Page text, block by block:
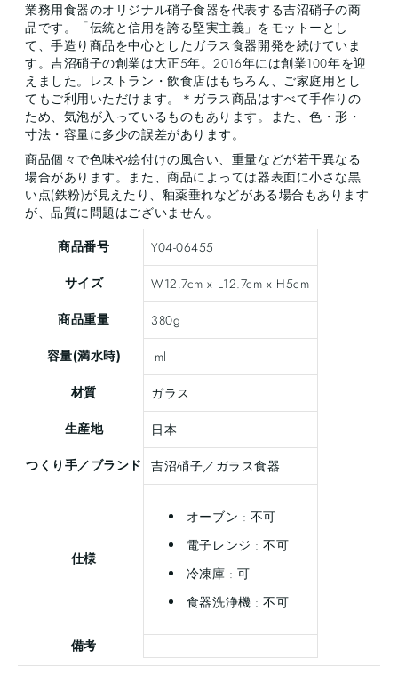
業務用食器のオリジナル硝子食器を代表する吉沼硝子の商
品です。「伝統と信用を誇る堅実主義」をモットーとし
て、手造り商品を中心としたガラス食器開発を続けていま
す。吉沼硝子の創業は大正5年。2016年には創業100年を迎
えました。レストラン・飲食店はもちろん、ご家庭用とし
てもご利用いただけます。＊ガラス商品はすべて手作りの
ため、気泡が入っているものもあります。また、色・形・
寸法・容量に多少の誤差があります。
商品個々で色味や絵付けの風合い、重量などが若干異なる
場合があります。また、商品によっては器表面に小さな黒
い点(鉄粉)が見えたり、釉薬垂れなどがある場合もあります
が、品質に問題はございません。
商品番号
Y04-06455
サイズ
W12.7cm x L12.7cm x H5cm
商品重量
380g
容量(満水時)
-ml
材質
ガラス
生産地
日本
つくり手／ブランド 吉沼硝子／ガラス食器
仕様
オーブン : 不可
電子レンジ : 不可
冷凍庫 : 可
食器洗浄機 : 不可
備考